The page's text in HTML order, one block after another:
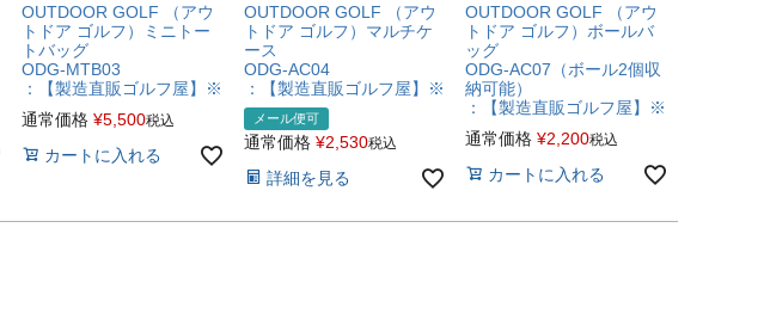
OUTDOOR GOLF （アウ
トドア ゴルフ）ミニトー
トバッグ
ODG-MTB03
：【製造直販ゴルフ屋】※
通常価格 ¥5,500税込
カートに入れる
OUTDOOR GOLF （アウ
トドア ゴルフ）マルチケ
ース
ODG-AC04
：【製造直販ゴルフ屋】※
メール便可
通常価格 ¥2,530税込
詳細を見る
OUTDOOR GOLF （アウ
トドア ゴルフ）ボールバ
ッグ
ODG-AC07（ボール2個収
納可能）
：【製造直販ゴルフ屋】※
通常価格 ¥2,200税込
カートに入れる